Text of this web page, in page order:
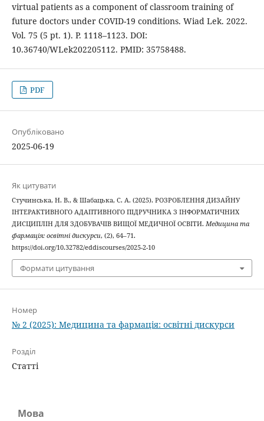
virtual patients as a component of classroom training of
future doctors under COVID-19 conditions. Wiad Lek. 2022.
Vol. 75 (5 pt. 1). P. 1118–1123. DOI:
10.36740/WLek202205112. PMID: 35758488.
PDF
Опубліковано
2025-06-19
Як цитувати
Стучинська, Н. В., & Шабацька, С. А. (2025). РОЗРОБЛЕННЯ ДИЗАЙНУ
ІНТЕРАКТИВНОГО АДАПТИВНОГО ПІДРУЧНИКА З ІНФОРМАТИЧНИХ
ДИСЦИПЛІН ДЛЯ ЗДОБУВАЧІВ ВИЩОЇ МЕДИЧНОЇ ОСВІТИ. Медицина та
фармація: освітні дискурси, (2), 64–71.
https://doi.org/10.32782/eddiscourses/2025-2-10
Формати цитування
Номер
№ 2 (2025): Медицина та фармацiя: освiтнi дискурси
Розділ
Статті
Мова